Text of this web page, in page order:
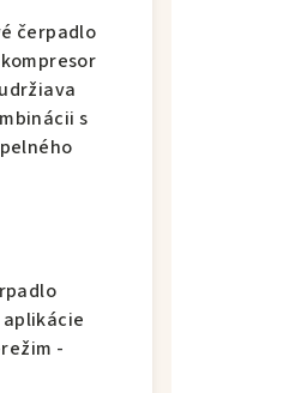
čerpadlo
s
-